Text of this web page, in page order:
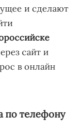
и сделают
сайт и
в онлайн
по телефону